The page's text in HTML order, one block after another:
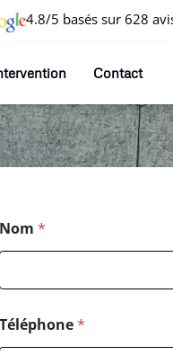
4.8/5 basés sur 628
Contact
Nom *
Téléphone*